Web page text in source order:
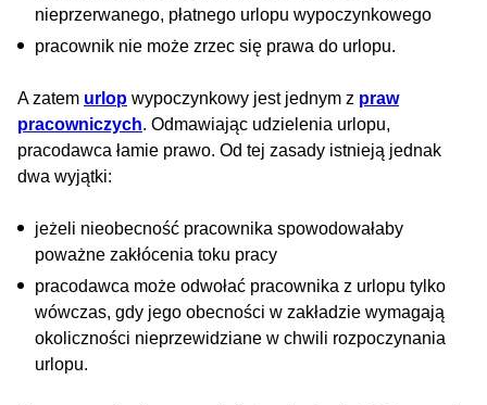
nieprzerwanego, płatnego urlopu wypoczynkowego
pracownik nie może zrzec się prawa do urlopu.
A zatem urlop wypoczynkowy jest jednym z praw
pracowniczych. Odmawiając udzielenia urlopu,
pracodawca łamie prawo. Od tej zasady istnieją jednak
dwa wyjątki:
jeżeli nieobecność pracownika spowodowałaby
poważne zakłócenia toku pracy
pracodawca może odwołać pracownika z urlopu tylko
wówczas, gdy jego obecności w zakładzie wymagają
okoliczności nieprzewidziane w chwili rozpoczynania
urlopu.